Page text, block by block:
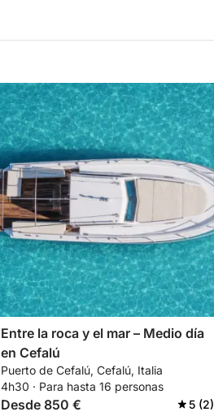
Entre la roca y el mar – Medio día
en Cefalú
Puerto de Cefalú, Cefalú, Italia
4h30 · Para hasta 16 personas
Desde 850 € 5 (2)